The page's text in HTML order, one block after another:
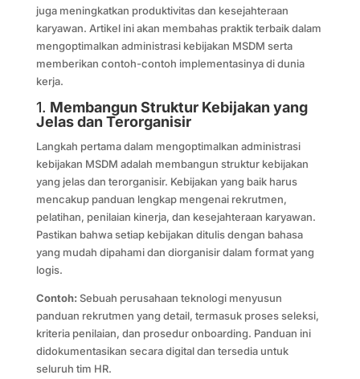
juga meningkatkan produktivitas dan kesejahteraan
karyawan. Artikel ini akan membahas praktik terbaik dalam
mengoptimalkan administrasi kebijakan MSDM serta
memberikan contoh-contoh implementasinya di dunia
kerja.
1. Membangun Struktur Kebijakan yang
Jelas dan Terorganisir
Langkah pertama dalam mengoptimalkan administrasi
kebijakan MSDM adalah membangun struktur kebijakan
yang jelas dan terorganisir. Kebijakan yang baik harus
mencakup panduan lengkap mengenai rekrutmen,
pelatihan, penilaian kinerja, dan kesejahteraan karyawan.
Pastikan bahwa setiap kebijakan ditulis dengan bahasa
yang mudah dipahami dan diorganisir dalam format yang
logis.
Contoh: Sebuah perusahaan teknologi menyusun
panduan rekrutmen yang detail, termasuk proses seleksi,
kriteria penilaian, dan prosedur onboarding. Panduan ini
didokumentasikan secara digital dan tersedia untuk
seluruh tim HR.